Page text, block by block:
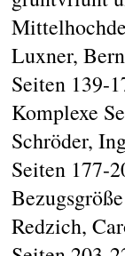
Luxner,
Seiten 139-
Komplexe
Schröder,
Seiten 177-
Redzich,